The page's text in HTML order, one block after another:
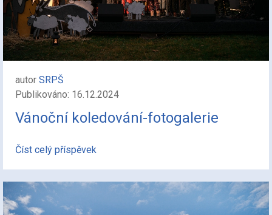
autor SRPŠ
Publikováno: 16.12.2024
Vánoční koledování-fotogalerie
Číst celý příspěvek